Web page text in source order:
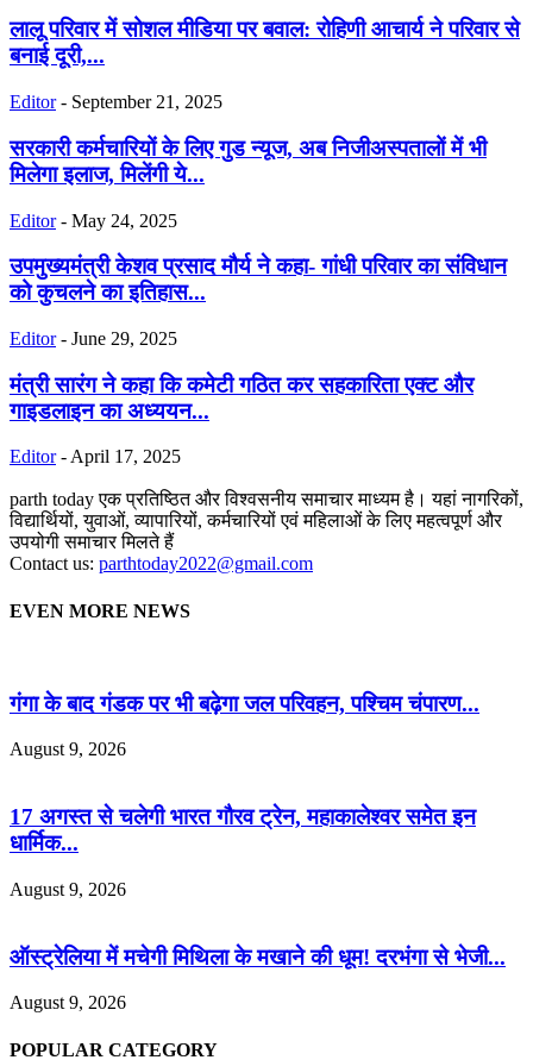
लालू परिवार में सोशल मीडिया पर बवाल: रोहिणी आचार्य ने परिवार से
बनाई दूरी,...
Editor - September 21, 2025
सरकारी कर्मचारियों के लिए गुड न्यूज, अब निजीअस्पतालों में भी
मिलेगा इलाज, मिलेंगी ये...
Editor - May 24, 2025
उपमुख्यमंत्री केशव प्रसाद मौर्य ने कहा- गांधी परिवार का संविधान
को कुचलने का इतिहास...
Editor - June 29, 2025
मंत्री सारंग ने कहा कि कमेटी गठित कर सहकारिता एक्ट और
गाइडलाइन का अध्ययन...
Editor -April 17, 2025
parth today एक प्रतिष्ठित और विश्वसनीय समाचार माध्यम है। यहां नागरिकों,
विद्यार्थियों, युवाओं, व्यापारियों, कर्मचारियों एवं महिलाओं के लिए महत्वपूर्ण और
उपयोगी समाचार मिलते हैं
Contact us: parthtoday2022@gmail.com
EVEN MORE NEWS
गंगा के बाद गंडक पर भी बढ़ेगा जल परिवहन, पश्चिम चंपारण...
August 9, 2026
17 अगस्त से चलेगी भारत गौरव ट्रेन, महाकालेश्वर समेत इन
धार्मिक...
August 9, 2026
ऑस्ट्रेलिया में मचेगी मिथिला के मखाने की धूम! दरभंगा से भेजी...
August 9, 2026
POPULAR CATEGORY